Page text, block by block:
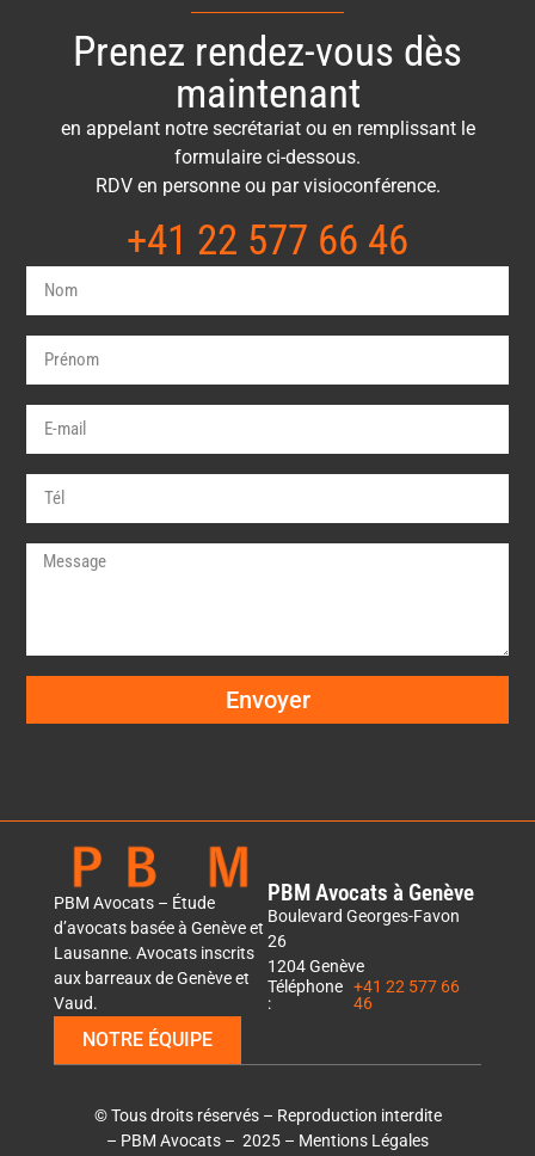
Prenez rendez-vous dès
maintenant
en appelant notre secrétariat ou en remplissant le
formulaire ci-dessous.
RDV en personne ou par visioconférence.
+41 22 577 66 46​
Envoyer
PBM Avocats – Étude
d’avocats basée à Genève et
Lausanne. Avocats inscrits
aux barreaux de Genève et
Vaud.
NOTRE ÉQUIPE
PBM Avocats à Genève​
Boulevard Georges-Favon
26
1204 Genève
Téléphone
:
+41 22 577 66
46
© Tous droits réservés – Reproduction interdite
– PBM Avocats – 2025 – Mentions Légales